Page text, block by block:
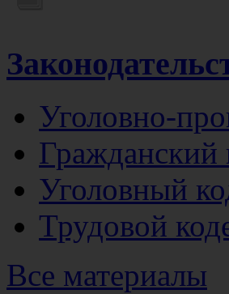
Уголовно-
Гражданский
Уголовный
Трудовой
Все материалы